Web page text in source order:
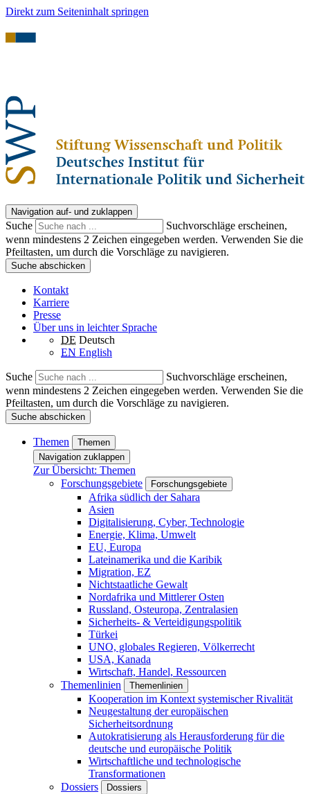
Direkt zum Seiteninhalt springen
Navigation auf- und zuklappen
Suche
Suchvorschläge erscheinen,
wenn mindestens 2 Zeichen eingegeben werden. Verwenden Sie die
Pfeiltasten, um durch die Vorschläge zu navigieren.
Suche abschicken
Kontakt
Karriere
Presse
Über uns in leichter Sprache
DE Deutsch
EN English
Suche
Suchvorschläge erscheinen,
wenn mindestens 2 Zeichen eingegeben werden. Verwenden Sie die
Pfeiltasten, um durch die Vorschläge zu navigieren.
Suche abschicken
Themen
Themen
Navigation zuklappen
Zur Übersicht: Themen
Forschungsgebiete
Forschungsgebiete
Afrika südlich der Sahara
Asien
Digitalisierung, Cyber, Technologie
Energie, Klima, Umwelt
EU, Europa
Lateinamerika und die Karibik
Migration, EZ
Nichtstaatliche Gewalt
Nordafrika und Mittlerer Osten
Russland, Osteuropa, Zentralasien
Sicherheits- & Verteidigungspolitik
Türkei
UNO, globales Regieren, Völkerrecht
USA, Kanada
Wirtschaft, Handel, Ressourcen
Themenlinien
Themenlinien
Kooperation im Kontext systemischer Rivalität
Neugestaltung der europäischen
Sicherheitsordnung
Autokratisierung als Herausforderung für die
deutsche und europäische Politik
Wirtschaftliche und technologische
Transformationen
Dossiers
Dossiers